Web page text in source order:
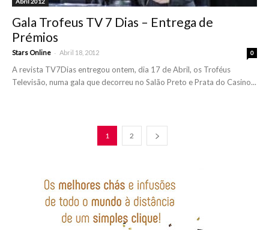
Gala Trofeus TV 7 Dias – Entrega de
Prémios
Stars Online - Abril 18, 2012 0
A revista TV7Dias entregou ontem, dia 17 de Abril, os Troféus
Televisão, numa gala que decorreu no Salão Preto e Prata do Casino...
1 2